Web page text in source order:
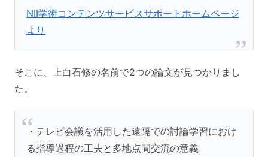
NII学術コンテンツサービスサポートホームページ
より
そこに、上白石修の名前で2つの論文が見つかりまし
た。
・テレビ会議を活用した遠隔での討論学習におけ
る指導過程の工夫と多地点間交流の意義